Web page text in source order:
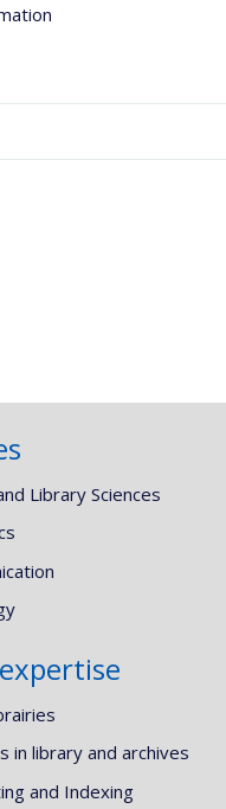
Library Sciences
in library and archives
and Indexing